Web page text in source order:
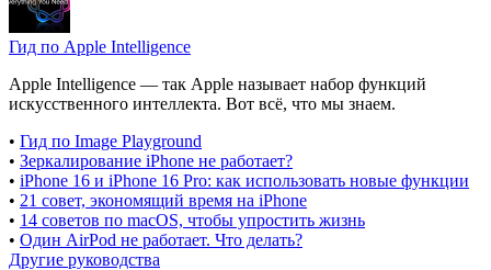
Гид по Apple Intelligence
Apple Intelligence — так Apple называет набор функций
искусственного интеллекта. Вот всё, что мы знаем.
• Гид по Image Playground
• Зеркалирование iPhone не работает?
• iPhone 16 и iPhone 16 Pro: как использовать новые функции
• 21 совет, экономящий время на iPhone
• 14 советов по macOS, чтобы упростить жизнь
• Один AirPod не работает. Что делать?
Другие руководства